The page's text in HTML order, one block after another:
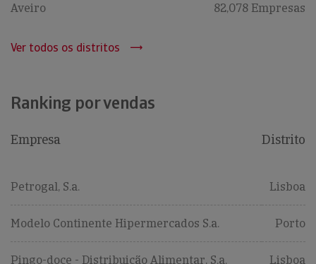
Aveiro 82,078 Empresas
Ver todos os distritos
Ranking por vendas
Empresa Distrito
Petrogal, S.a. Lisboa
Modelo Continente Hipermercados S.a. Porto
Pingo-doce - Distribuição Alimentar, S.a. Lisboa